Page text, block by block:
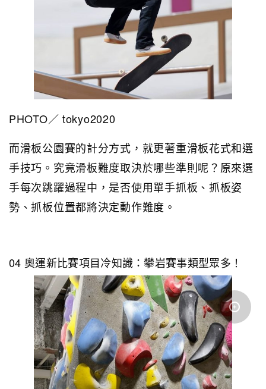
PHOTO／ tokyo2020
而滑板公園賽的計分方式，就更著重滑板花式和選
手技巧。究竟滑板難度取決於哪些準則呢？原來選
手每次跳躍過程中，是否使用單手抓板、抓板姿
勢、抓板位置都將決定動作難度。
04 奧運新比賽項目冷知識：攀岩賽事類型眾多！